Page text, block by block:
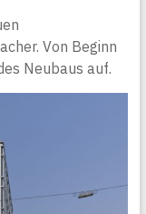
Von Beginn
Neubaus auf.